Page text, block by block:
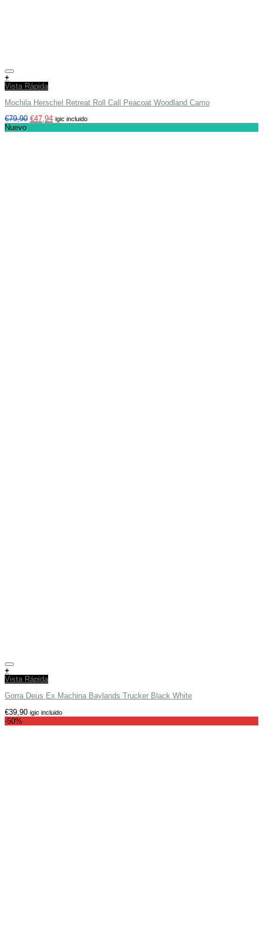
+
Vista Rápida
Mochila Herschel Retreat Roll Call Peacoat Woodland Camo
€79,90 €47,94 igic incluido
Nuevo
+
Vista Rápida
Gorra Deus Ex Machina Baylands Trucker Black White
€39,90 igic incluido
-50%